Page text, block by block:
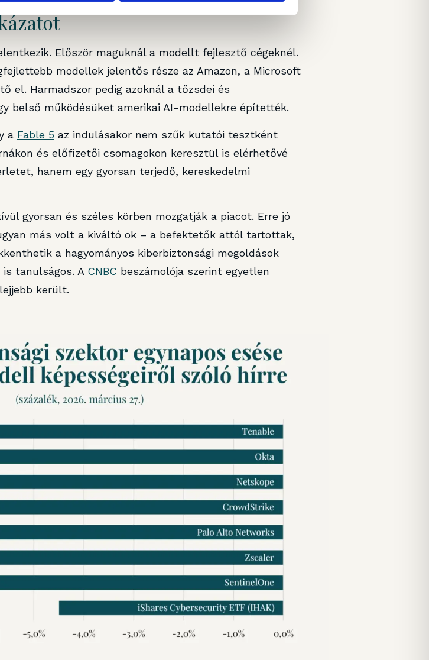
Először maguknál a modellt fejlesztő cégeknél.
modellek jelentős része az Amazon, a Microsoft
el. Harmadszor pedig azoknál a tőzsdei és
belső működésüket amerikai AI-modellekre építették.
a Fable 5 az indulásakor nem szűk kutatói tesztként
és előfizetői csomagokon keresztül is elérhetővé
hanem egy gyorsan terjedő, kereskedelmi
gyorsan és széles körben mozgatják a piacot. Erre jó
más volt a kiváltó ok – a befektetők attól tartottak,
a hagyományos kiberbiztonsági megoldások
tanulságos. A CNBC beszámolója szerint egyetlen
került.